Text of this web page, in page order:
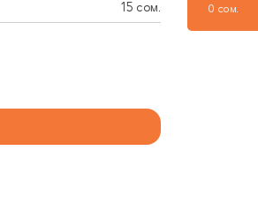
0 сом.
15 сом.